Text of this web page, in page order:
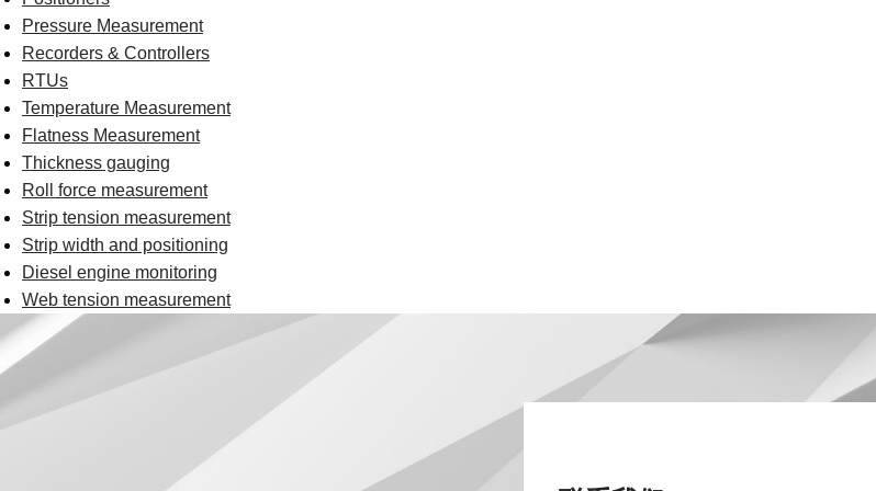
Pressure Measurement
Recorders & Controllers
RTUs
Temperature Measurement
Flatness Measurement
Thickness gauging
Roll force measurement
Strip tension measurement
Strip width and positioning
Diesel engine monitoring
Web tension measurement